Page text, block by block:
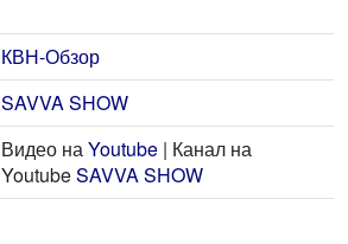
КВН-Обзор
SAVVA SHOW
Видео наYoutube | Канал на
YoutubeSAVVA SHOW